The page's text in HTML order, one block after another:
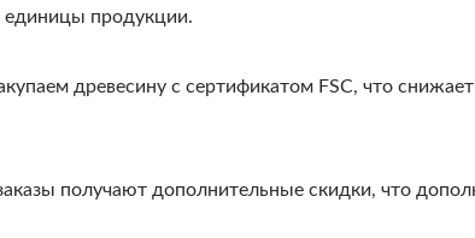
единицы продукции.
древесину с сертификатом FSC, что
получают дополнительные скидки, что